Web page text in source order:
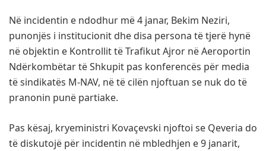
Në incidentin e ndodhur më 4 janar, Bekim Neziri,
punonjës i institucionit dhe disa persona të tjerë hynë
në objektin e Kontrollit të Trafikut Ajror në Aeroportin
Ndërkombëtar të Shkupit pas konferencës për media
të sindikatës M-NAV, në të cilën njoftuan se nuk do të
pranonin punë partiake.
Pas kësaj, kryeministri Kovaçevski njoftoi se Qeveria do
të diskutojë për incidentin në mbledhjen e 9 janarit,